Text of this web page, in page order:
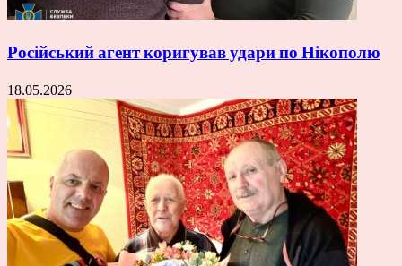
Російський агент коригував удари по Нікополю
18.05.2026